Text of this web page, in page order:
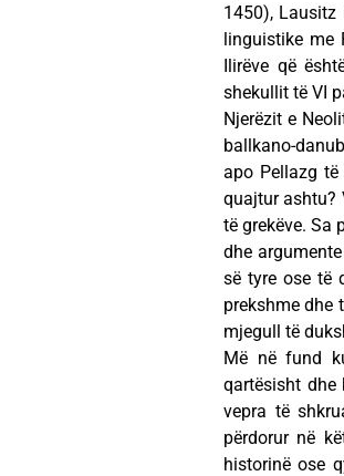
1450), Lausitz
linguistike me
Ilirëve që
shekullit të VI
Njerëzit e
ballkano-
apo Pellazg
quajtur ashtu?
të grekëve. Sa
dhe
së tyre ose të
prekshme dhe
mjegull të
Më në fund
qartësisht dhe
vepra të
përdorur në
historinë ose